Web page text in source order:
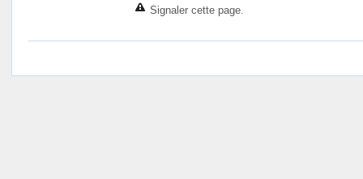
Signaler cette page.